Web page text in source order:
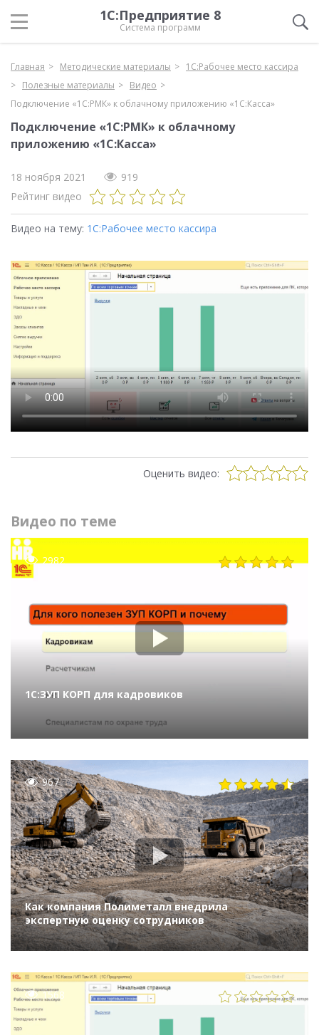
1С:Предприятие 8
Система программ
Главная Методические материалы
1С:Рабочее место кассира
Полезные материалы
Видео
Подключение «1С:РМК» к облачному приложению «1С:Касса»
Подключение «1С:РМК» к облачному
приложению «1С:Касса»
18 ноября 2021
919
Рейтинг видео
Видео на тему: 1С:Рабочее место кассира
Оценить видео:
Видео по теме
2982
1С:ЗУП КОРП для кадровиков
967
Как компания Полиметалл внедрила
экспертную оценку сотрудников
1568